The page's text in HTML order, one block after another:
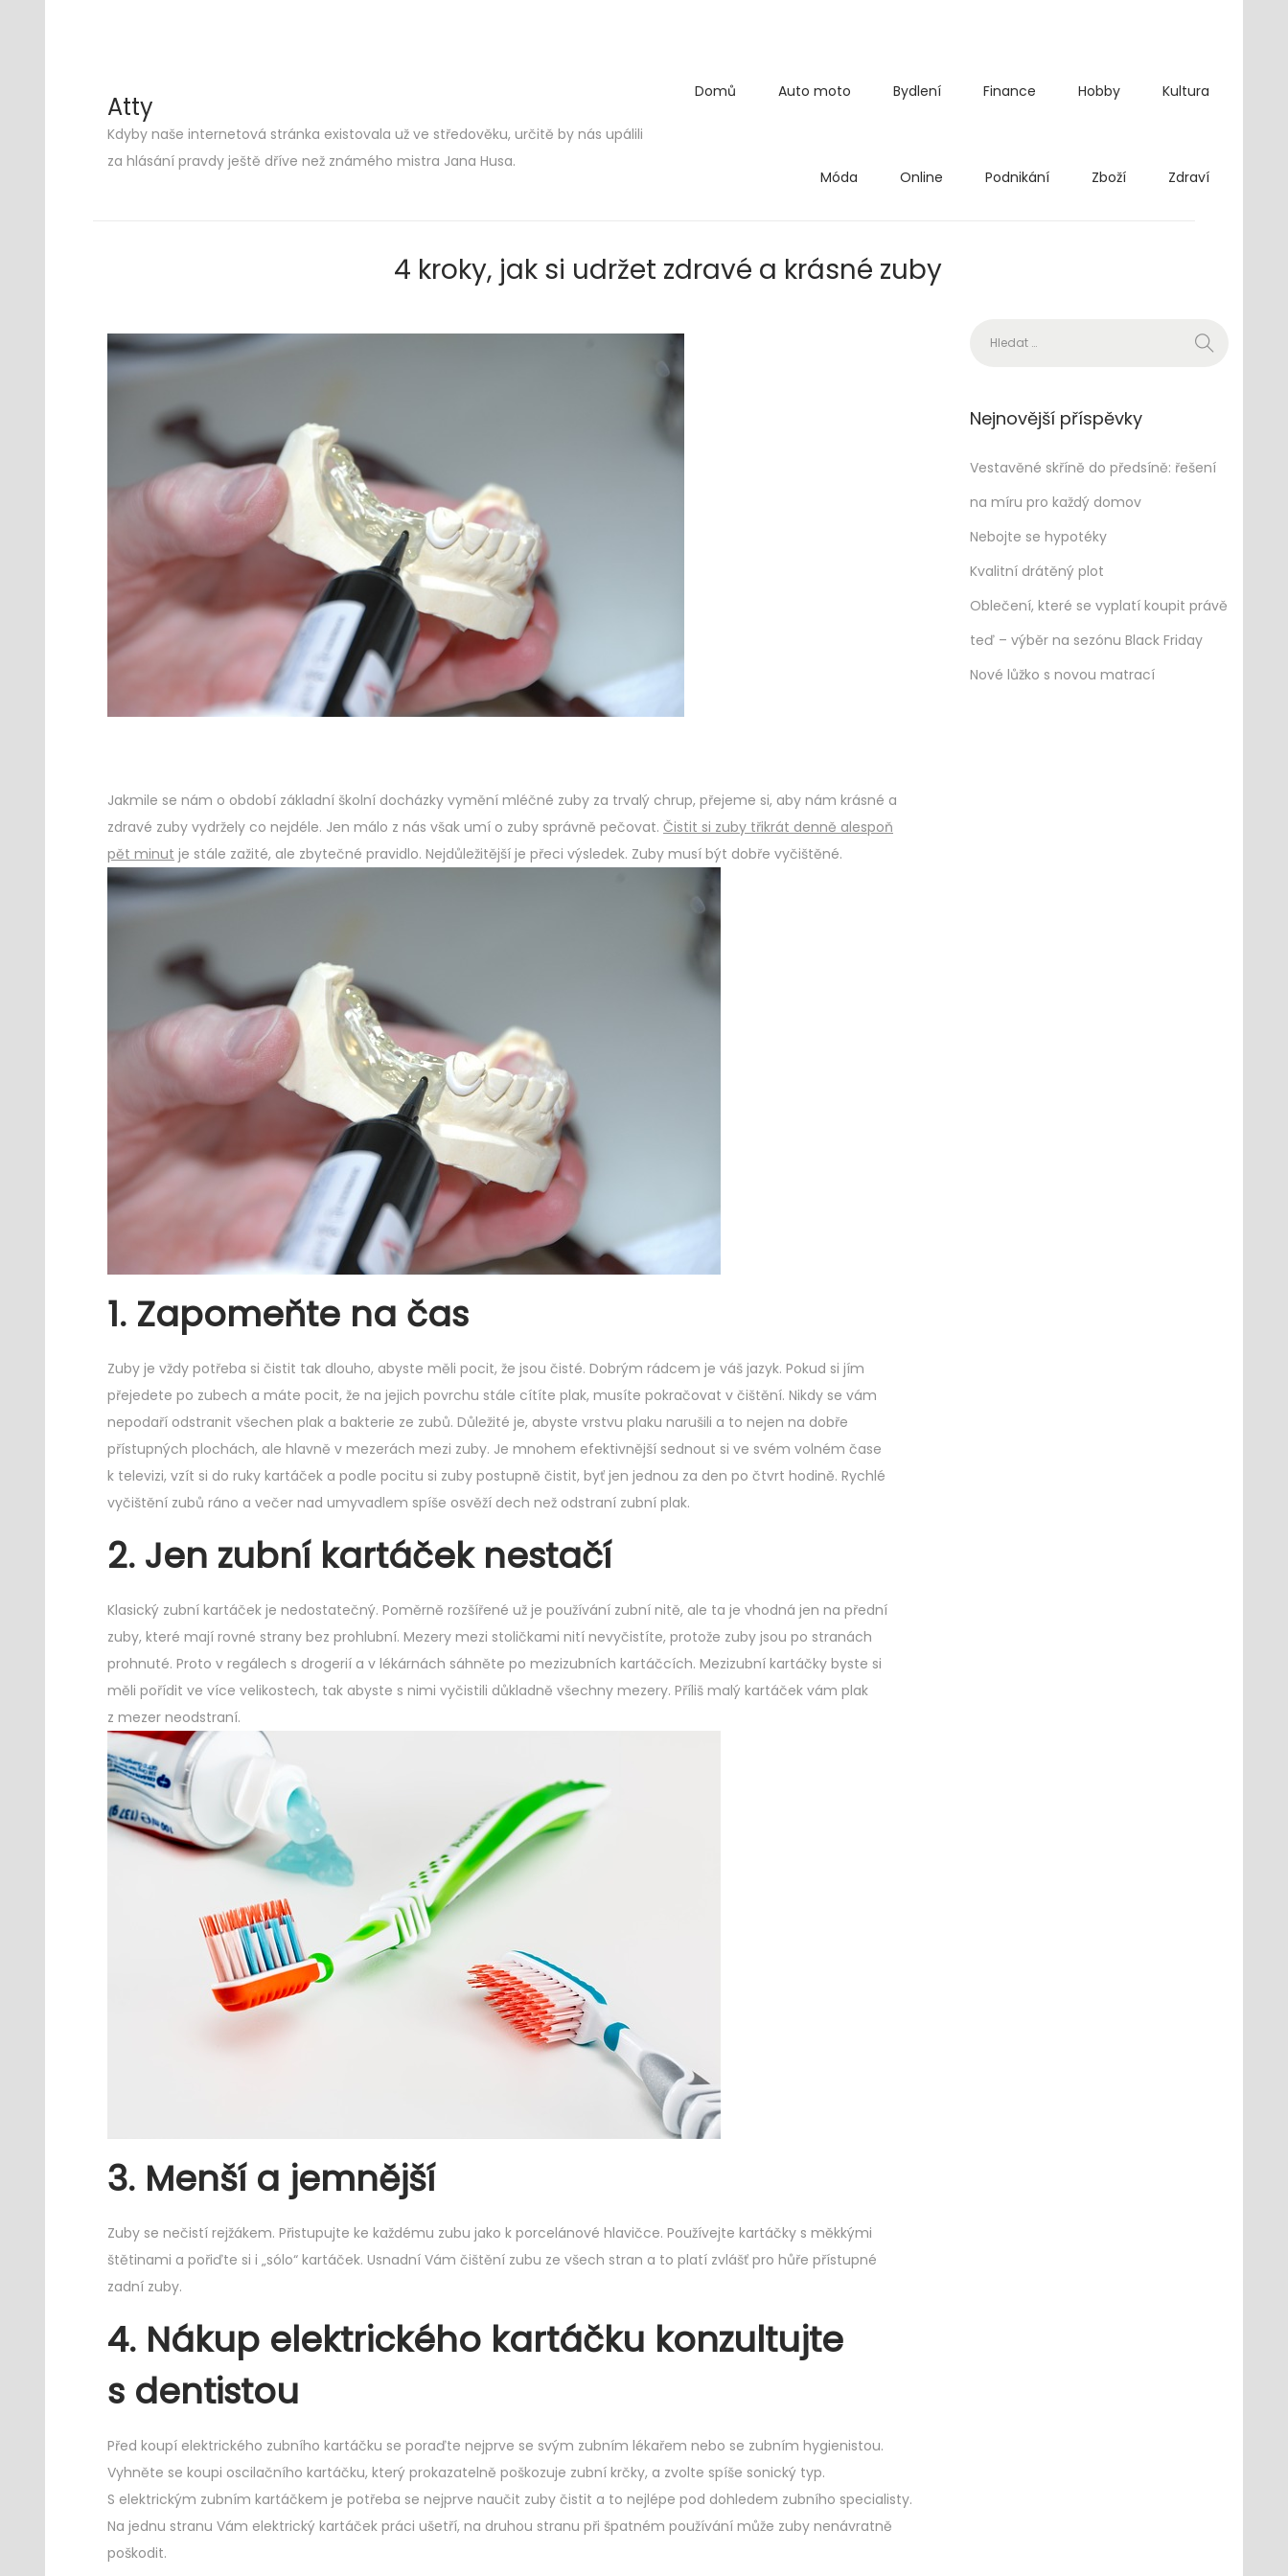
Skip
Skip
Atty
Kdyby naše internetová stránka existovala už ve středověku, určitě by nás upálili
za hlásání pravdy ještě dříve než známého mistra Jana Husa.
Domů Auto moto Bydlení Finance Hobby Kultura
Móda Online Podnikání Zboží Zdraví
4 kroky, jak si udržet zdravé a krásné zuby
Jakmile se nám o období základní školní docházky vymění mléčné zuby za trvalý chrup, přejeme si, aby nám krásné a
zdravé zuby vydržely co nejdéle. Jen málo z nás však umí o zuby správně pečovat. Čistit si zuby třikrát denně alespoň
pět minut je stále zažité, ale zbytečné pravidlo. Nejdůležitější je přeci výsledek. Zuby musí být dobře vyčištěné.
1. Zapomeňte na čas
Zuby je vždy potřeba si čistit tak dlouho, abyste měli pocit, že jsou čisté. Dobrým rádcem je váš jazyk. Pokud si jím
přejedete po zubech a máte pocit, že na jejich povrchu stále cítíte plak, musíte pokračovat v čištění. Nikdy se vám
nepodaří odstranit všechen plak a bakterie ze zubů. Důležité je, abyste vrstvu plaku narušili a to nejen na dobře
přístupných plochách, ale hlavně v mezerách mezi zuby. Je mnohem efektivnější sednout si ve svém volném čase
k televizi, vzít si do ruky kartáček a podle pocitu si zuby postupně čistit, byť jen jednou za den po čtvrt hodině. Rychlé
vyčištění zubů ráno a večer nad umyvadlem spíše osvěží dech než odstraní zubní plak.
2. Jen zubní kartáček nestačí
Klasický zubní kartáček je nedostatečný. Poměrně rozšířené už je používání zubní nitě, ale ta je vhodná jen na přední
zuby, které mají rovné strany bez prohlubní. Mezery mezi stoličkami nití nevyčistíte, protože zuby jsou po stranách
prohnuté. Proto v regálech s drogerií a v lékárnách sáhněte po mezizubních kartáčcích. Mezizubní kartáčky byste si
měli pořídit ve více velikostech, tak abyste s nimi vyčistili důkladně všechny mezery. Příliš malý kartáček vám plak
z mezer neodstraní.
3. Menší a jemnější
Zuby se nečistí rejžákem. Přistupujte ke každému zubu jako k porcelánové hlavičce. Používejte kartáčky s měkkými
štětinami a pořiďte si i „sólo“ kartáček. Usnadní Vám čištění zubu ze všech stran a to platí zvlášť pro hůře přístupné
zadní zuby.
4. Nákup elektrického kartáčku konzultujte
s dentistou
Před koupí elektrického zubního kartáčku se poraďte nejprve se svým zubním lékařem nebo se zubním hygienistou.
Vyhněte se koupi oscilačního kartáčku, který prokazatelně poškozuje zubní krčky, a zvolte spíše sonický typ.
S elektrickým zubním kartáčkem je potřeba se nejprve naučit zuby čistit a to nejlépe pod dohledem zubního specialisty.
Na jednu stranu Vám elektrický kartáček práci ušetří, na druhou stranu při špatném používání může zuby nenávratně
poškodit.
Nejnovější příspěvky
Vestavěné skříně do předsíně: řešení
na míru pro každý domov
Nebojte se hypotéky
Kvalitní drátěný plot
Oblečení, které se vyplatí koupit právě
teď – výběr na sezónu Black Friday
Nové lůžko s novou matrací